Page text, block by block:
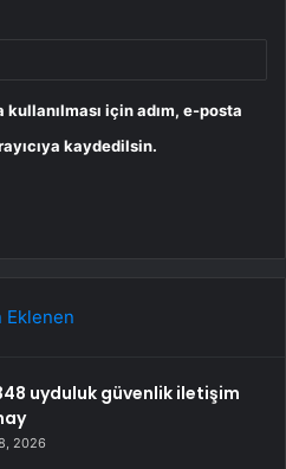
için adım, e-posta
kaydedilsin.
Eklenen
uyduluk güvenlik iletişim
2026